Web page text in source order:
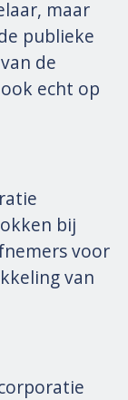
maar
publieke
de
echt op
bij
voor
van